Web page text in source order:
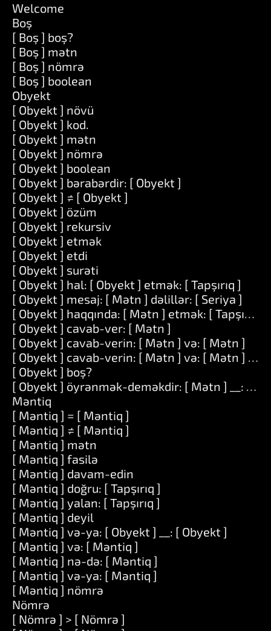
Welcome
Boş
[ Boş ] boş?
[ Boş ] mətn
[ Boş ] nömrə
[ Boş ] boolean
Obyekt
[ Obyekt ] növü
[ Obyekt ] kod.
[ Obyekt ] mətn
[ Obyekt ] nömrə
[ Obyekt ] boolean
[ Obyekt ] bərabərdir: [ Obyekt ]
[ Obyekt ] ≠ [ Obyekt ]
[ Obyekt ] özüm
[ Obyekt ] rekursiv
[ Obyekt ] etmək
[ Obyekt ] etdi
[ Obyekt ] surəti
[ Obyekt ] hal: [ Obyekt ] etmək: [ Tapşırıq ]
[ Obyekt ] mesaj: [ Mətn ] dəlillər: [ Seriya ]
[ Obyekt ] haqqında: [ Mətn ] etmək: [ Tapşırıq ]
[ Obyekt ] cavab-ver: [ Mətn ]
[ Obyekt ] cavab-verin: [ Mətn ] və: [ Mətn ]
[ Obyekt ] cavab-verin: [ Mətn ] və: [ Mətn ] və:
[ Obyekt ] boş?
[ Obyekt ] öyrənmək-deməkdir: [ Mətn ] __: [
Məntiq
[ Məntiq ] = [ Məntiq ]
[ Məntiq ] ≠ [ Məntiq ]
[ Məntiq ] mətn
[ Məntiq ] fasilə
[ Məntiq ] davam-edin
[ Məntiq ] doğru: [ Tapşırıq ]
[ Məntiq ] yalan: [ Tapşırıq ]
[ Məntiq ] deyil
[ Məntiq ] və-ya: [ Obyekt ] __: [ Obyekt ]
[ Məntiq ] və: [ Məntiq ]
[ Məntiq ] nə-də: [ Məntiq ]
[ Məntiq ] və-ya: [ Məntiq ]
[ Məntiq ] nömrə
Nömrə
[ Nömrə ] > [ Nömrə ]